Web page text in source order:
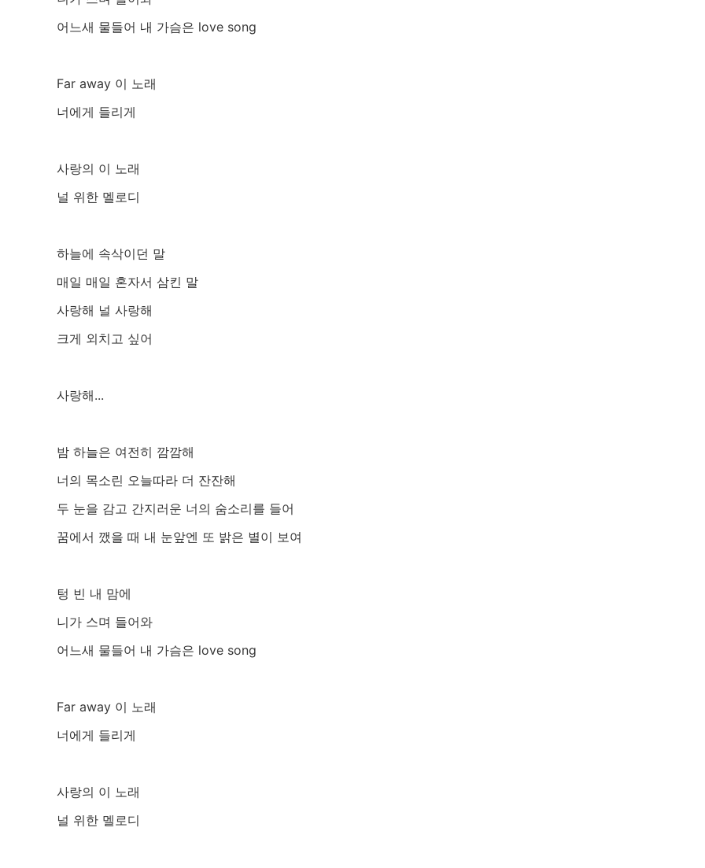
어느새 물들어 내 가슴은 love song
Far away 이 노래
너에게 들리게
사랑의 이 노래
널 위한 멜로디
하늘에 속삭이던 말
매일 매일 혼자서 삼킨 말
사랑해 널 사랑해
크게 외치고 싶어
사랑해...
밤 하늘은 여전히 깜깜해
너의 목소린 오늘따라 더 잔잔해
두 눈을 감고 간지러운 너의 숨소리를 들어
꿈에서 깼을 때 내 눈앞엔 또 밝은 별이 보여
텅 빈 내 맘에
니가 스며 들어와
어느새 물들어 내 가슴은 love song
Far away 이 노래
너에게 들리게
사랑의 이 노래
널 위한 멜로디